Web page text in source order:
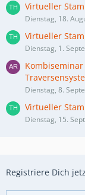
Virtueller
Dienstag, 18.
Virtueller
Dienstag, 1.
Dienstag, 8.
Virtueller
Dienstag, 15.
Registriere Dich